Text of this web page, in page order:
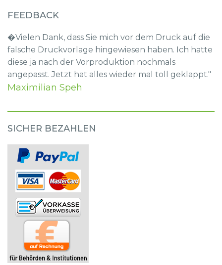
FEEDBACK
�Vielen Dank, dass Sie mich vor dem Druck auf die
falsche Druckvorlage hingewiesen haben. Ich hatte
diese ja nach der Vorproduktion nochmals
angepasst. Jetzt hat alles wieder mal toll geklappt."
Maximilian Speh
SICHER BEZAHLEN